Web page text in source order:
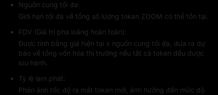
Nguồn cung tối đa:
Giới hạn tối đa về tổng số lượng token ZOOM có thể tồn tại.
FDV (Giá trị pha loãng hoàn toàn):
Được tính bằng giá hiện tại x nguồn cung tối đa, đưa ra dự
báo về tổng vốn hóa thị trường nếu tất cả token đều được
lưu hành.
Tỷ lệ lạm phát:
Phản ánh tốc độ ra mắt token mới, ảnh hưởng đến mức độ